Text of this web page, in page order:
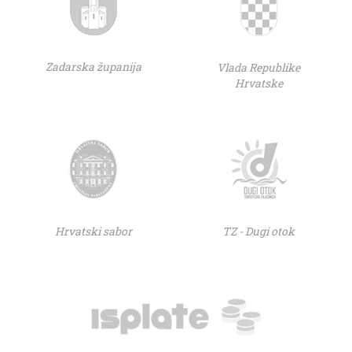
Zadarska županija
Vlada Republike
Hrvatske
Hrvatski sabor TZ - Dugi otok